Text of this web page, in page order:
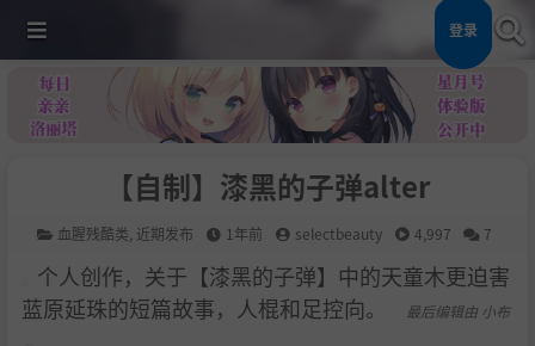
登录
【自制】漆黑的子弹alter
血腥残酷类 近期发布 1年前 selectbeauty 4,997 7
个人创作，关于【漆黑的子弹】中的天童木更迫害
蓝原延珠的短篇故事，人棍和足控向。
最后编辑由 小布